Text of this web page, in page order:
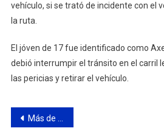
vehículo, si se trató de incidente con el
la ruta.
El jóven de 17 fue identificado como
debió interrumpir el tránsito en el carril
las pericias y retirar el vehículo.
Navegación
Más de 14300 personas en Campana ya se inscribieron para recibir la vacuna